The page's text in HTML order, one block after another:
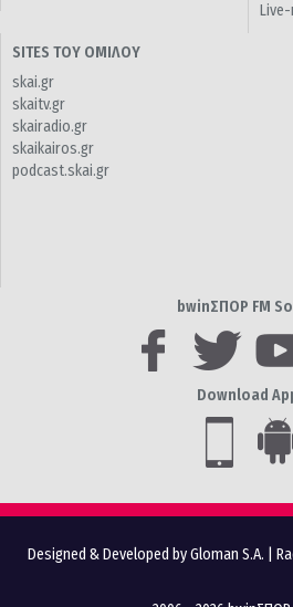
SITES ΤΟΥ ΟΜΙΛΟΥ
skai.gr
skaitv.gr
skairadio.gr
skaikairos.gr
podcast.skai.gr
bwinΣΠΟΡ FM
Download
Designed & Developed by Gloman S.A.